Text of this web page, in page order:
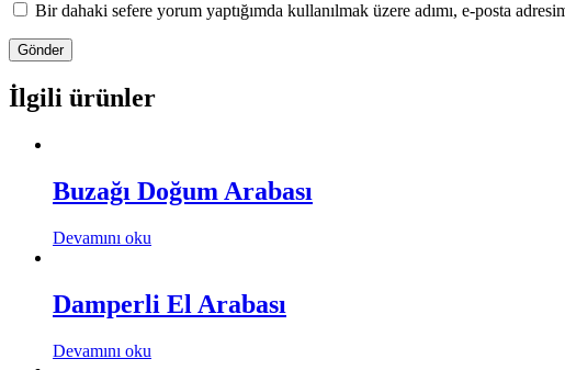
Bir dahaki sefere yorum yaptığımda kullanılmak üzere adımı, e-posta
İlgili ürünler
Buzağı Doğum Arabası
Devamını oku
Damperli El Arabası
Devamını oku